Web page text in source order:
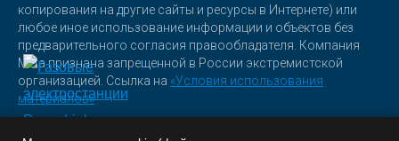
копирования на другие сайты и ресурсы в Интернете) или
любое иное использование информации и объектов без
предварительного согласия правообладателя. Компания
Meta признана запрещенной в России экстремистской
организацией. Ссылка на «Условия использования
материалов»